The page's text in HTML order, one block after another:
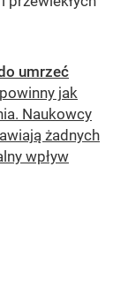
umrzeć
jak
Naukowcy
żadnych
wpływ